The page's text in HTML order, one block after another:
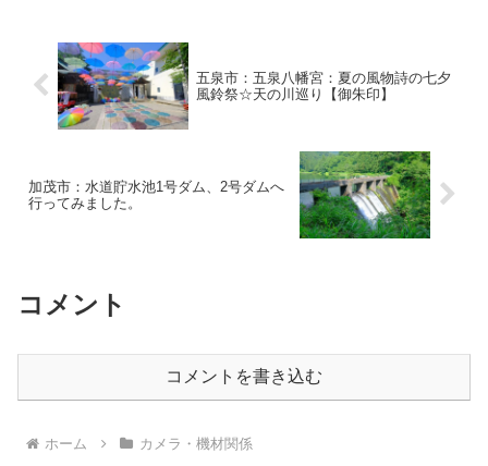
五泉市：五泉八幡宮：夏の風物詩の七夕
風鈴祭☆天の川巡り【御朱印】
加茂市：水道貯水池1号ダム、2号ダムへ
行ってみました。
コメント
コメントを書き込む
ホーム カメラ・機材関係